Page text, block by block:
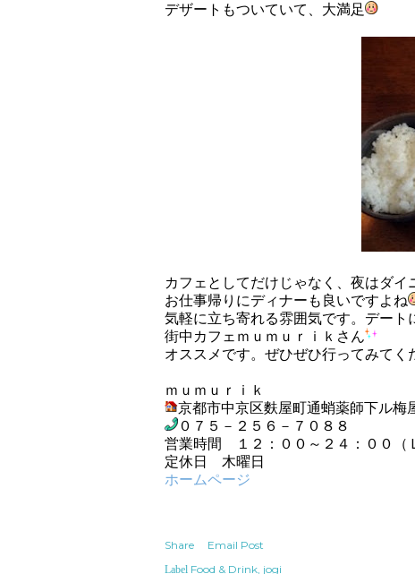
デザートもついていて、大満足
カフェとしてだけじゃなく、夜はダ
お仕事帰りにディナーも良いですよね
気軽に立ち寄れる雰囲気です。デート
街中カフェｍｕｍｕｒｉｋさん
オススメです。ぜひぜひ行ってみてく
ｍｕｍｕｒｉｋ
京都市中京区麩屋町通蛸薬師下ル梅
０７５－２５６－７０８８
営業時間 １２：００～２４：００（
定休日 木曜日
ホームページ
Share Email Post
Label Food & Drink jogi